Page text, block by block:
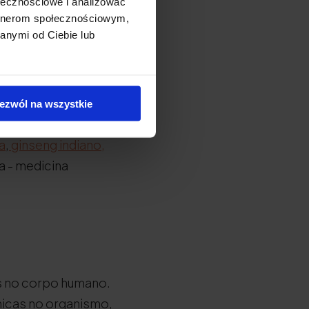
społecznościowym,
od Ciebie lub
na wszystkie
, ginseng indiano,
- medicina
corpo humano.
no organismo,